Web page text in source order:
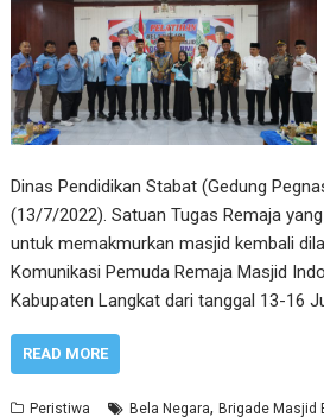
Dinas Pendidikan Stabat (Gedung
(13/7/2022). Satuan Tugas Remaja
untuk memakmurkan masjid kembali
Komunikasi Pemuda Remaja Masjid
Kabupaten Langkat dari tanggal 13-16
READ MORE
Peristiwa Bela Negara,Brigade Masjid